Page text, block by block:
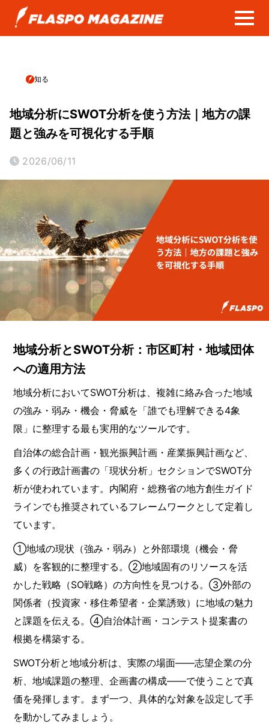
知る
地域分析にSWOT分析を使う方法｜地方の課
題と強みを可視化する手順
2026/06/11
地域分析とSWOT分析：市区町村・地域団体
への適用方法
地域分析においてSWOT分析は、複雑に絡み合った地域
の強み・弱み・機会・脅威を「誰でも理解できる4象
限」に整理する最も実用的なツールです。
自治体の総合計画・観光振興計画・産業振興計画など、
多くの行政計画書の「現状分析」セクションでSWOT分
析が使われています。内閣府・総務省の地方創生ガイド
ラインでも推奨されているフレームワークとして定着し
ています。
①地域の現状（強み・弱み）と外部環境（機会・脅
威）を客観的に整理する。②地域固有のリソースを活
かした戦略（SO戦略）の方向性を見つける。③外部の
関係者（投資家・移住希望者・企業誘致）に地域の魅力
と課題を伝える。④自治体計画・コンテスト提案書の
根拠を構築する。
SWOT分析と地域分析は、実際の場面——志望企業の分
析、地域課題の整理、企画書の構成——で使うことで真
価を発揮します。まず一つ、具体的な対象を設定して手
を動かしてみましょう。